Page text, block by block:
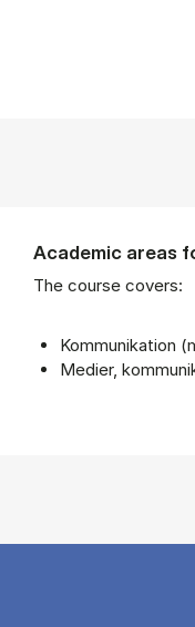
Academic areas
The course covers:
Kommunikation
Medier,